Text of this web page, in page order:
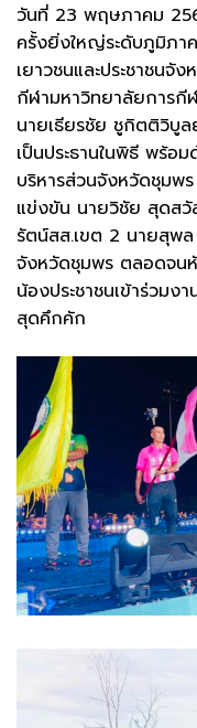
วันที่ 23 พฤษภาคม
ครั้งยิ่งใหญ่ระดับภูมิภา
เยาวชนและประชาชน
กีฬามหาวิทยาลัยการกี
นายเธียรชัย ชูกิตติวิบูล
เป็นประธานในพิธี พร้
บริหารส่วนจังหวัดชุมพ
แข่งขัน นายวิชัย สุดส
รัตน์สส.เขต 2 นายสุพล
จังหวัดชุมพร ตลอดจน
น้องประชาชนเข้าร่วม
สุดคึกคัก